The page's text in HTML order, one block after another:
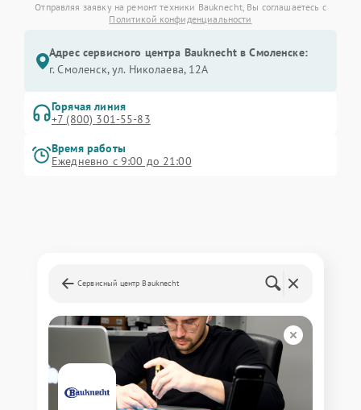
Отправляя заявку на ремонт техники Bauknecht, Вы соглашаетесь с
Политикой конфиденциальности
Адрес сервисного центра Bauknecht в Смоленске:
г. Смоленск, ул. Николаева, 12А
Горячая линия
+7 (800) 301-55-83
Время работы
Ежедневно с 9:00 до 21:00
Сервисный центр Bauknecht